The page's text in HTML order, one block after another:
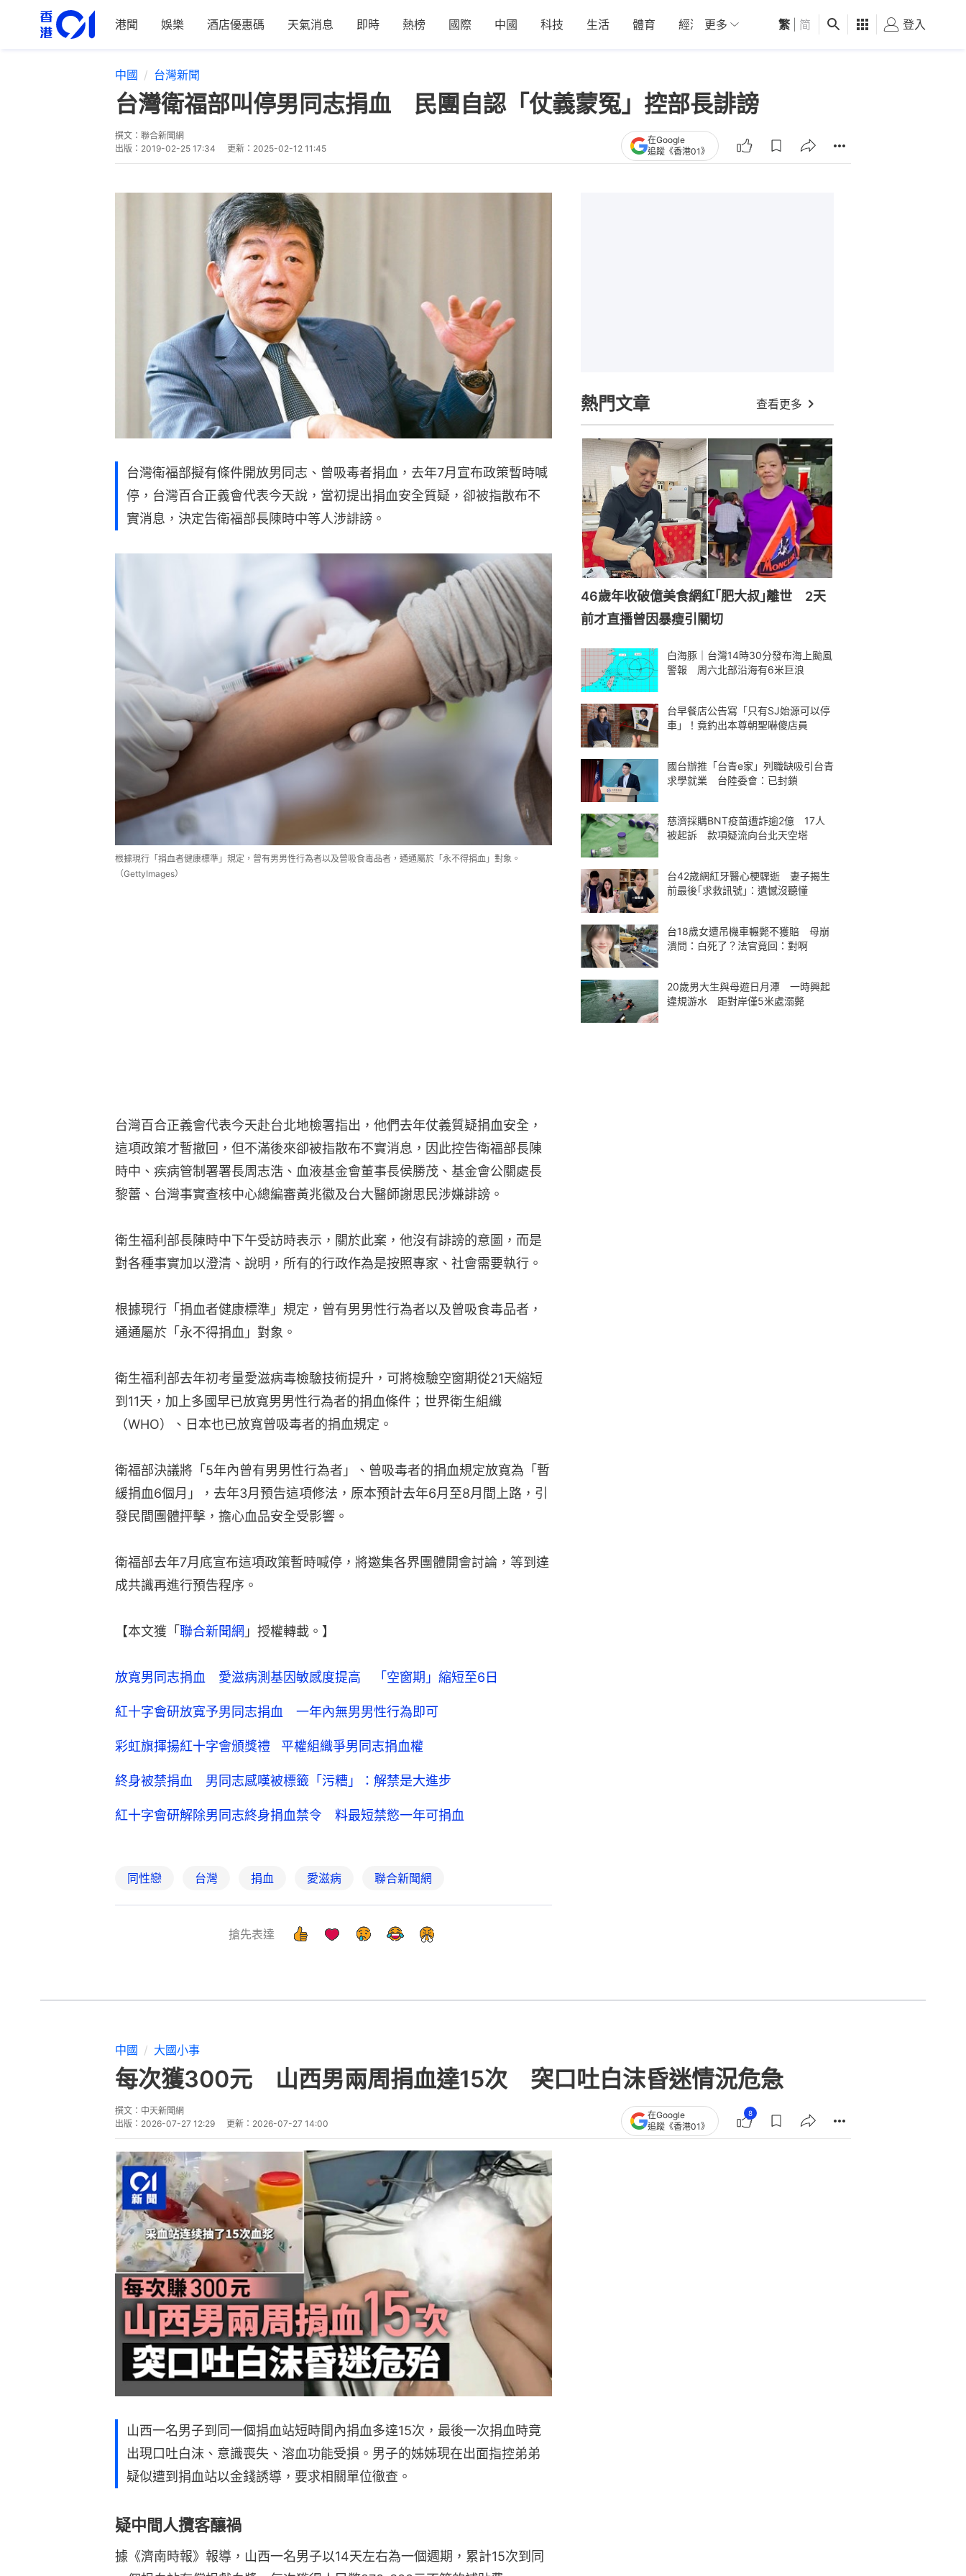
港聞 娛樂 酒店優惠碼 天氣消息 即時 熱榜 國際 中國 科技 生活 體育 經濟 01深圳 觀點 健康 好食玩飛
更多 繁 简 登入
中國 台灣新聞
台灣衛福部叫停男同志捐血 民團自認「仗義蒙冤」控部長誹謗
撰文： 聯合新聞網
出版： 2019-02-25 17:34 更新： 2025-02-12 11:45
在Google
追蹤《香港01》
台灣衛福部擬有條件開放男同志、曾吸毒者捐血，去年7月宣布政策暫時喊
停，台灣百合正義會代表今天說，當初提出捐血安全質疑，卻被指散布不
實消息，決定告衛福部長陳時中等人涉誹謗。
根據現行「捐血者健康標準」規定，曾有男男性行為者以及曾吸食毒品者，通通屬於「永不得捐血」對象。
（GettyImages）
台灣百合正義會代表今天赴台北地檢署指出，他們去年仗義質疑捐血安全，
這項政策才暫撤回，但不滿後來卻被指散布不實消息，因此控告衛福部長陳
時中、疾病管制署署長周志浩、血液基金會董事長侯勝茂、基金會公關處長
黎蕾、台灣事實查核中心總編審黃兆徽及台大醫師謝思民涉嫌誹謗。
衛生福利部長陳時中下午受訪時表示，關於此案，他沒有誹謗的意圖，而是
對各種事實加以澄清、說明，所有的行政作為是按照專家、社會需要執行。
根據現行「捐血者健康標準」規定，曾有男男性行為者以及曾吸食毒品者，
通通屬於「永不得捐血」對象。
衛生福利部去年初考量愛滋病毒檢驗技術提升，可將檢驗空窗期從21天縮短
到11天，加上多國早已放寬男男性行為者的捐血條件；世界衛生組織
（WHO）、日本也已放寬曾吸毒者的捐血規定。
衛福部決議將「5年內曾有男男性行為者」、曾吸毒者的捐血規定放寬為「暫
緩捐血6個月」，去年3月預告這項修法，原本預計去年6月至8月間上路，引
發民間團體抨擊，擔心血品安全受影響。
衛福部去年7月底宣布這項政策暫時喊停，將邀集各界團體開會討論，等到達
成共識再進行預告程序。
【本文獲「聯合新聞網 」授權轉載。】
放寬男同志捐血 愛滋病測基因敏感度提高 「空窗期」縮短至6日
紅十字會研放寬予男同志捐血 一年內無男男性行為即可
彩虹旗揮揚紅十字會頒獎禮 平權組織爭男同志捐血權
終身被禁捐血 男同志感嘆被標籤「污糟」：解禁是大進步
紅十字會研解除男同志終身捐血禁令 料最短禁慾一年可捐血
同性戀 台灣 捐血 愛滋病 聯合新聞網
搶先表達
熱門文章 查看更多
46歲年收破億美食網紅｢肥大叔｣離世 2天
前才直播曾因暴瘦引關切
白海豚｜台灣14時30分發布海上颱風
警報 周六北部沿海有6米巨浪
台早餐店公告寫「只有SJ始源可以停
車」！竟釣出本尊朝聖嚇傻店員
國台辦推「台青e家」列職缺吸引台青
求學就業 台陸委會：已封鎖
慈濟採購BNT疫苗遭詐逾2億 17人
被起訴 款項疑流向台北天空塔
台42歲網紅牙醫心梗驟逝 妻子揭生
前最後｢求救訊號｣：遺憾沒聽懂
台18歲女遭吊機車輾斃不獲賠 母崩
潰問：白死了？法官竟回：對啊
20歲男大生與母遊日月潭 一時興起
違規游水 距對岸僅5米處溺斃
中國 大國小事
每次獲300元 山西男兩周捐血達15次 突口吐白沫昏迷情況危急
撰文： 中天新聞網
出版： 2026-07-27 12:29 更新： 2026-07-27 14:00
在Google
追蹤《香港01》
8
山西一名男子到同一個捐血站短時間內捐血多達15次，最後一次捐血時竟
出現口吐白沫、意識喪失、溶血功能受損。男子的姊姊現在出面指控弟弟
疑似遭到捐血站以金錢誘導，要求相關單位徹查。
疑中間人攬客釀禍
據《濟南時報》報導，山西一名男子以14天左右為一個週期，累計15次到同